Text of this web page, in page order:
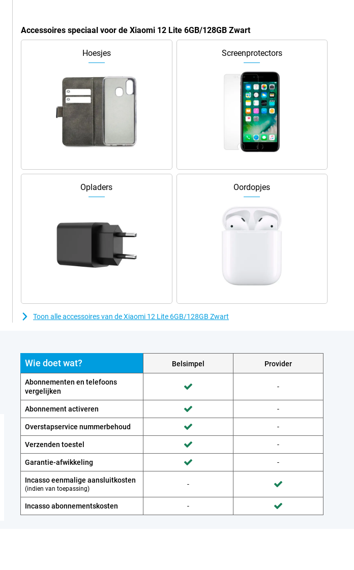
Accessoires speciaal voor de Xiaomi 12 Lite 6GB/128GB Zwart
Hoesjes Screenprotectors
Opladers Oordopjes
Toon alle accessoires van de Xiaomi 12 Lite 6GB/128GB Zwart
Wie doet wat? Belsimpel Provider
Abonnementen en telefoons
vergelijken
Wordt gedaan door Belsimpel Wordt niet gedaan door Provider
-
Abonnement activeren Wordt gedaan door Belsimpel Wordt niet gedaan door Provider
-
Overstapservice nummerbehoud Wordt gedaan door Belsimpel Wordt niet gedaan door Provider
-
Verzenden toestel Wordt gedaan door Belsimpel Wordt niet gedaan door Provider
-
Garantie-afwikkeling Wordt gedaan door Belsimpel Wordt niet gedaan door Provider
-
Incasso eenmalige aansluitkosten
(indien van toepassing)
Wordt niet gedaan door Belsimpel
- Wordt gedaan door Provider
Incasso abonnements­kosten Wordt niet gedaan door Belsimpel
- Wordt gedaan door Provider